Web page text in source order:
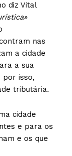
diz Vital
nas
a cidade
a sua
por isso,
tributária.
cidade
e para os
e os que